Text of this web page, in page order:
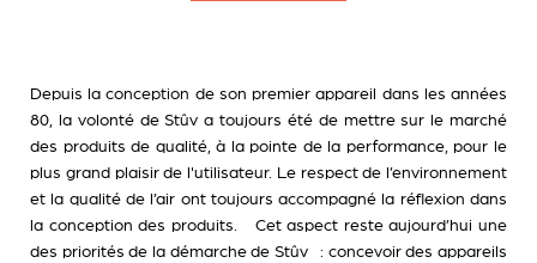
Depuis la conception de son premier appareil dans les années
80, la volonté de Stûv a toujours été de mettre sur le marché
des produits de qualité, à la pointe de la performance, pour le
plus grand plaisir de l'utilisateur. Le respect de l’environnement
et la qualité de l’air ont toujours accompagné la réflexion dans
la conception des produits. Cet aspect reste aujourd’hui une
des priorités de la démarche de Stûv : concevoir des appareils